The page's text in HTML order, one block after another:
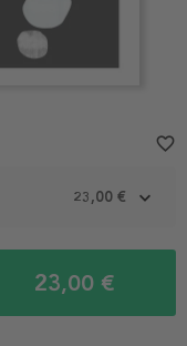
23,00 €
23,00 €
favorite_border